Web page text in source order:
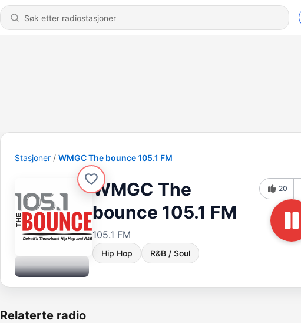
Stasjoner WMGC The bounce 105.1 FM
WMGC The
bounce 105.1 FM
105.1 FM
Hip Hop R&B / Soul
20
Relaterte radio